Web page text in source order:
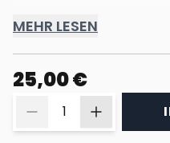
MEHR LESEN
25,00 €